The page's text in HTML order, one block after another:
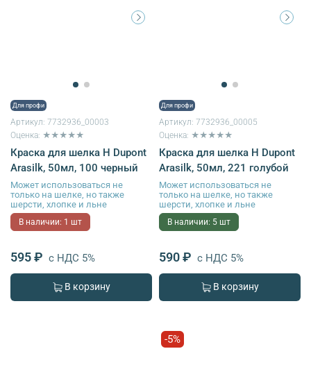
Для профи
Артикул: 7732936_00003
Оценка: ★★★★★
Краска для шелка H Dupont
Arasilk, 50мл, 100 черный
Может использоваться не
только на шелке, но также
шерсти, хлопке и льне
В наличии: 1 шт
595 ₽ с НДС 5%
В корзину
Для профи
Артикул: 7732936_00005
Оценка: ★★★★★
Краска для шелка H Dupont
Arasilk, 50мл, 221 голубой
Может использоваться не
только на шелке, но также
шерсти, хлопке и льне
В наличии: 5 шт
590 ₽ с НДС 5%
В корзину
-5%